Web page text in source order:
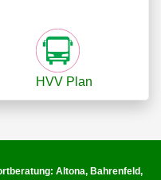
HVV Plan
Altona, Bahrenfeld,